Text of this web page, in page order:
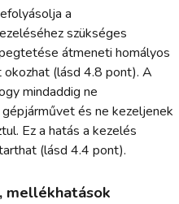
a
szükséges
átmeneti homályos
(lásd 4.8 pont). A
mindaddig ne
és ne kezeljenek
Ez a hatás a kezelés
(lásd 4.4 pont).
mellékhatások